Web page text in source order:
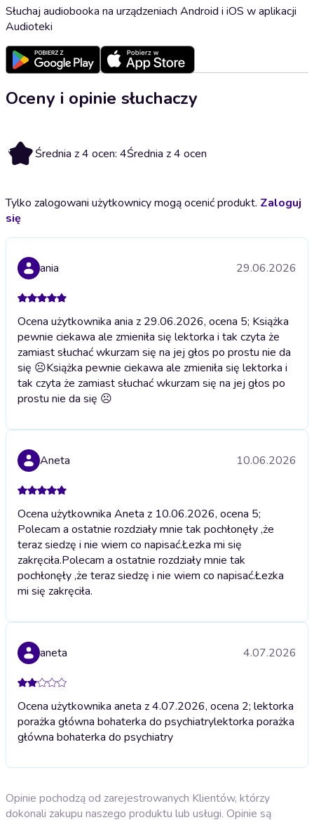
Słuchaj audiobooka na urządzeniach Android i iOS w aplikacji
Audioteki
Oceny i opinie słuchaczy
4 Średnia z 4 ocen: 4Średnia z 4 ocen
Tylko zalogowani użytkownicy mogą ocenić produkt. Zaloguj
się
ania 29.06.2026
Ocena użytkownika ania z 29.06.2026, ocena 5; Książka
pewnie ciekawa ale zmieniła się lektorka i tak czyta że
zamiast słuchać wkurzam się na jej głos po prostu nie da
się ☹️Książka pewnie ciekawa ale zmieniła się lektorka i
tak czyta że zamiast słuchać wkurzam się na jej głos po
prostu nie da się ☹️
Aneta 10.06.2026
Ocena użytkownika Aneta z 10.06.2026, ocena 5;
Polecam a ostatnie rozdziały mnie tak pochłonęły ,że
teraz siedzę i nie wiem co napisać.Łezka mi się
zakręciła.Polecam a ostatnie rozdziały mnie tak
pochłonęły ,że teraz siedzę i nie wiem co napisać.Łezka
mi się zakręciła.
aneta 4.07.2026
Ocena użytkownika aneta z 4.07.2026, ocena 2; lektorka
porażka główna bohaterka do psychiatrylektorka porażka
główna bohaterka do psychiatry
Opinie pochodzą od zarejestrowanych Klientów, którzy
dokonali zakupu naszego produktu lub usługi. Opinie są